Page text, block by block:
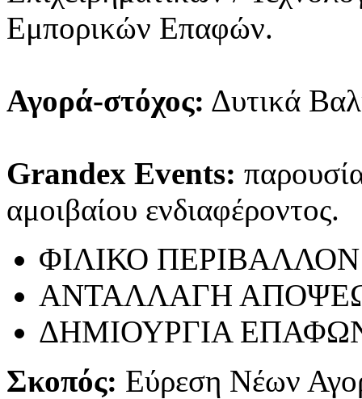
Εμπορικών Επαφών.
Αγορά-στόχος: Δυτικά
Grandex Events:
αμοιβαίου ενδιαφέροντος.
ΦΙΛΙΚΟ ΠΕΡΙΒΑΛΛΟΝ
ΑΝΤΑΛΛΑΓΗ
ΔΗΜΙΟΥΡΓΙΑ
Σκοπός: Εύρεση Νέων